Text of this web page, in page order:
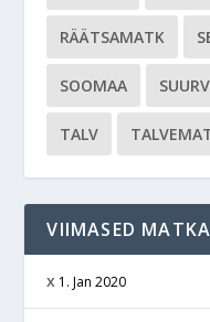
RÄÄTSAMATK
SOOMAA
TALV
VIIMASED
x 1. Jan 2020